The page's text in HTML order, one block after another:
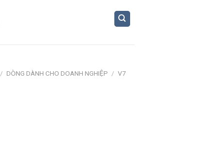
/ DÒNG DÀNH CHO DOANH NGHIỆP / V7